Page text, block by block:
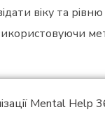
віку та рівню
Mental Help